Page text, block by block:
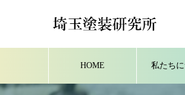
HOME 私たち